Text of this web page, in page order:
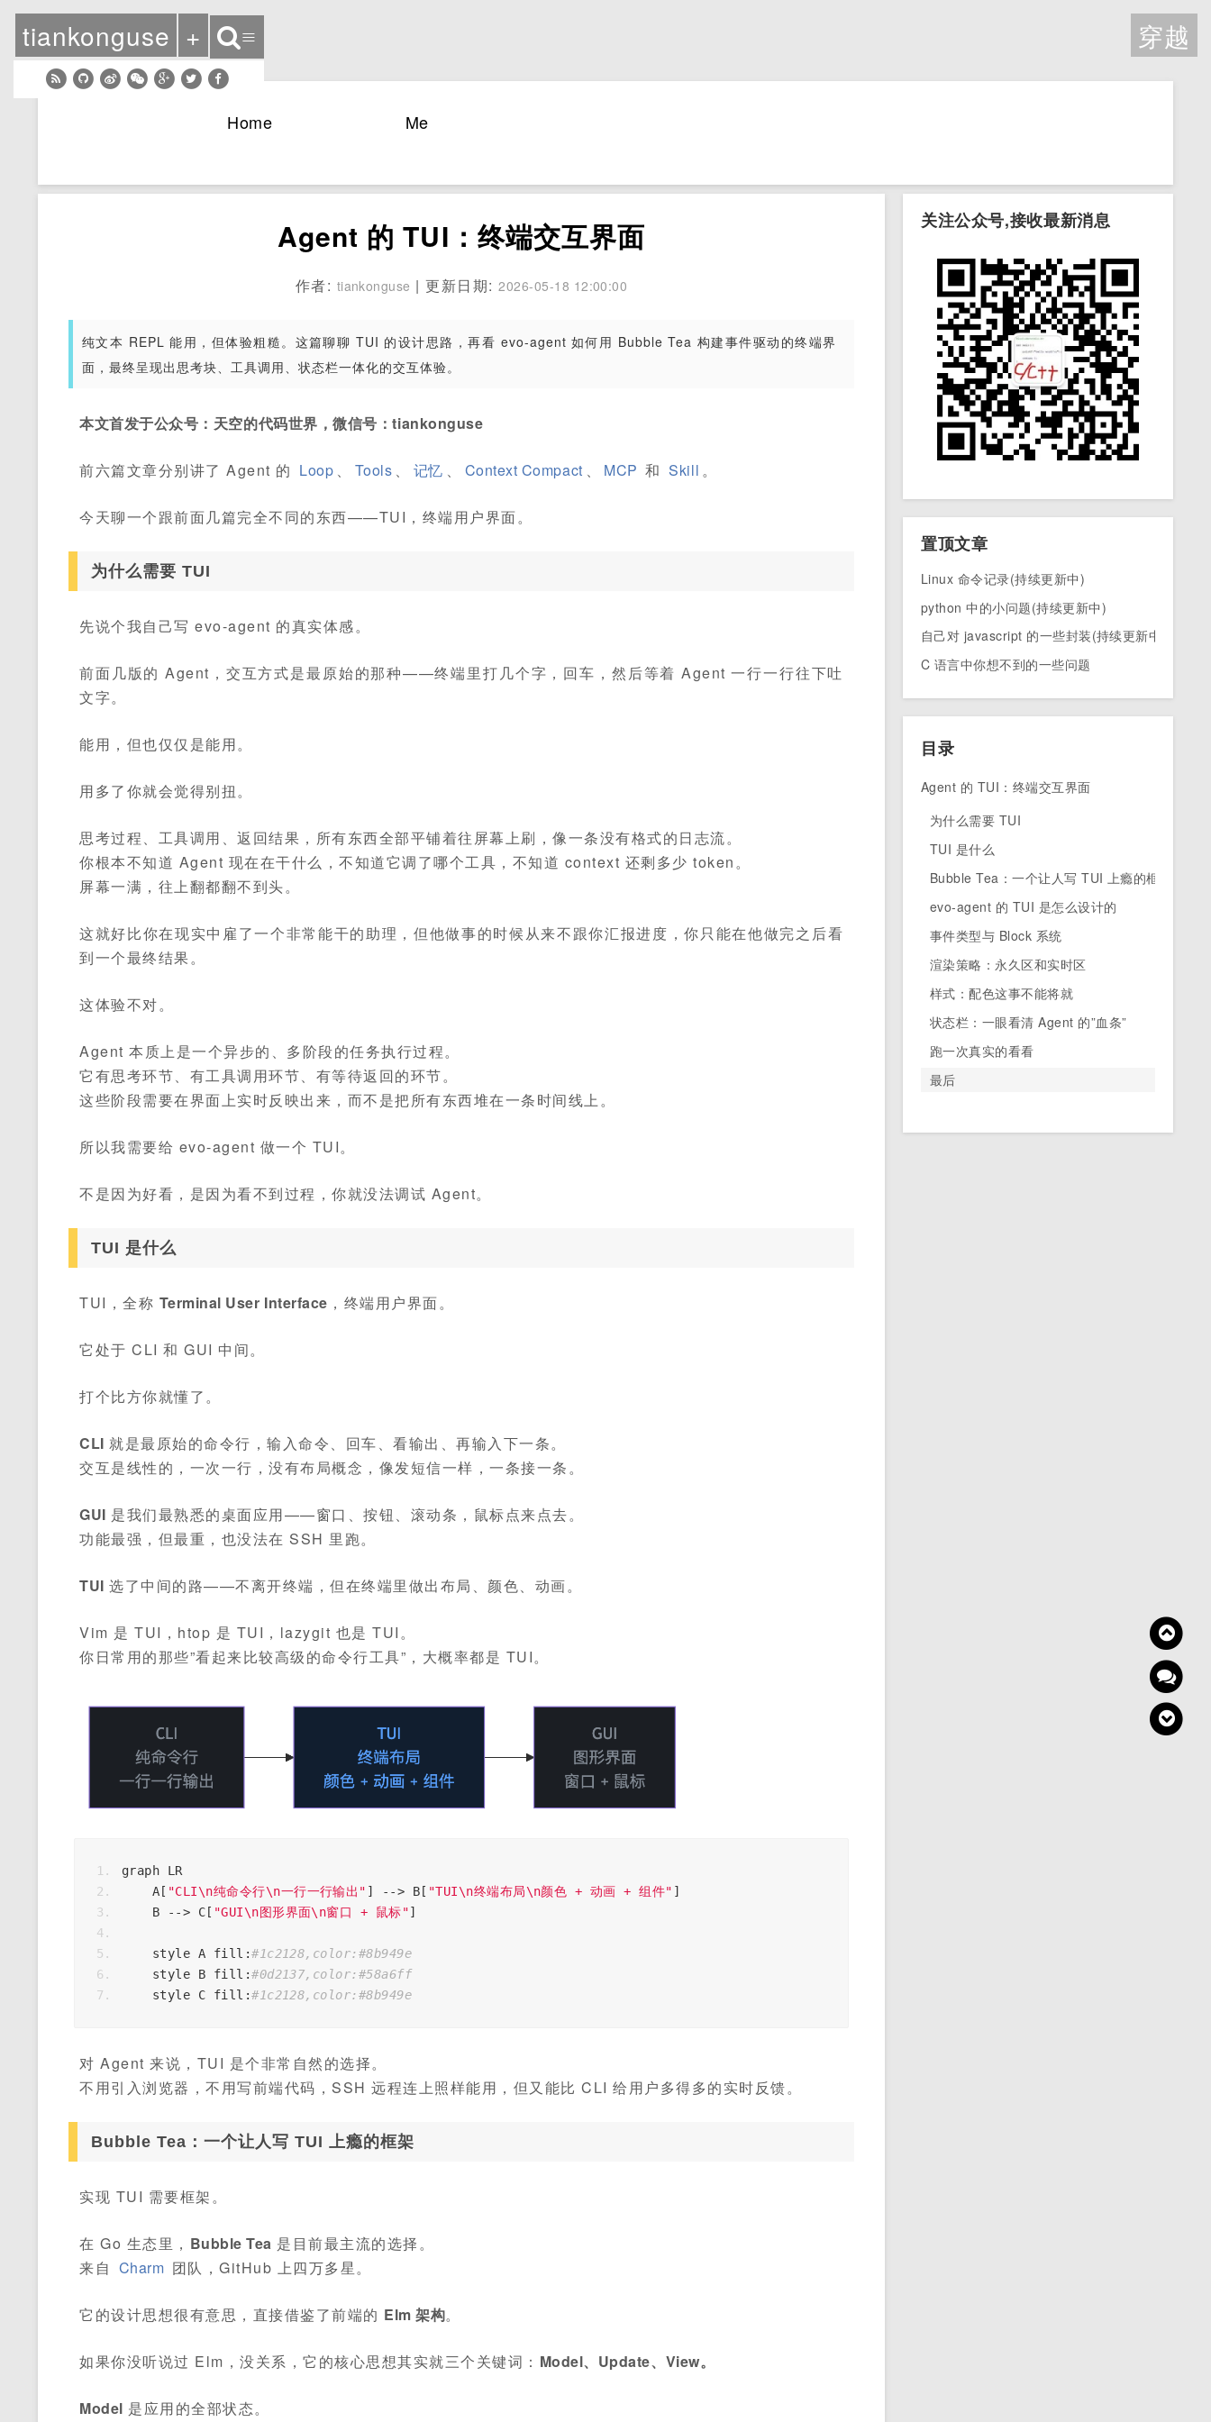
Home Me
Agent 的 TUI：终端交互界面
作者: tiankonguse | 更新日期:2026-05-18 12:00:00
纯文本 REPL 能用，但体验粗糙。这篇聊聊 TUI 的设计思路，再看 evo-agent 如何用 Bubble Tea 构建事件驱动的终端界
面，最终呈现出思考块、工具调用、状态栏一体化的交互体验。
本文首发于公众号：天空的代码世界，微信号：tiankonguse
前六篇文章分别讲了 Agent 的 Loop 、 Tools 、 记忆 、 Context Compact 、 MCP 和 Skill 。
今天聊一个跟前面几篇完全不同的东西——TUI，终端用户界面。
为什么需要 TUI
先说个我自己写 evo-agent 的真实体感。
前面几版的 Agent，交互方式是最原始的那种——终端里打几个字，回车，然后等着 Agent 一行一行往下吐
文字。
能用，但也仅仅是能用。
用多了你就会觉得别扭。
思考过程、工具调用、返回结果，所有东西全部平铺着往屏幕上刷，像一条没有格式的日志流。
你根本不知道 Agent 现在在干什么，不知道它调了哪个工具，不知道 context 还剩多少 token。
屏幕一满，往上翻都翻不到头。
这就好比你在现实中雇了一个非常能干的助理，但他做事的时候从来不跟你汇报进度，你只能在他做完之后看
到一个最终结果。
这体验不对。
Agent 本质上是一个异步的、多阶段的任务执行过程。
它有思考环节、有工具调用环节、有等待返回的环节。
这些阶段需要在界面上实时反映出来，而不是把所有东西堆在一条时间线上。
所以我需要给 evo-agent 做一个 TUI。
不是因为好看，是因为看不到过程，你就没法调试 Agent。
TUI 是什么
TUI，全称 Terminal User Interface ，终端用户界面。
它处于 CLI 和 GUI 中间。
打个比方你就懂了。
CLI 就是最原始的命令行，输入命令、回车、看输出、再输入下一条。
交互是线性的，一次一行，没有布局概念，像发短信一样，一条接一条。
GUI 是我们最熟悉的桌面应用——窗口、按钮、滚动条，鼠标点来点去。
功能最强，但最重，也没法在 SSH 里跑。
TUI 选了中间的路——不离开终端，但在终端里做出布局、颜色、动画。
Vim 是 TUI，htop 是 TUI，lazygit 也是 TUI。
你日常用的那些”看起来比较高级的命令行工具”，大概率都是 TUI。
graph LR
    A
[ "CLI\n纯命令行\n一行一行输出" ] --> B [ "TUI\n终端布局\n颜色 + 动画 + 组件" ]
    B
--> C [ "GUI\n图形界面\n窗口 + 鼠标"]
    style A fill
:#1c2128,color:#8b949e
    style B fill
:#0d2137,color:#58a6ff
    style C fill
:#1c2128,color:#8b949e
对 Agent 来说，TUI 是个非常自然的选择。
不用引入浏览器，不用写前端代码，SSH 远程连上照样能用，但又能比 CLI 给用户多得多的实时反馈。
Bubble Tea：一个让人写 TUI 上瘾的框架
实现 TUI 需要框架。
在 Go 生态里， Bubble Tea 是目前最主流的选择。
来自 Charm 团队，GitHub 上四万多星。
它的设计思想很有意思，直接借鉴了前端的 Elm 架构。
如果你没听说过 Elm，没关系，它的核心思想其实就三个关键词： Model、Update、View。
Model 是应用的全部状态。
关注公众号,接收最新消息
置顶文章
Linux 命令记录(持续更新中)
python 中的小问题(持续更新中)
自己对 javascript 的一些封装(持续更新中)
C 语言中你想不到的一些问题
目录
Agent 的 TUI：终端交互界面
为什么需要 TUI
TUI 是什么
Bubble Tea：一个让人写 TUI 上瘾的框架
evo-agent 的 TUI 是怎么设计的
事件类型与 Block 系统
渲染策略：永久区和实时区
样式：配色这事不能将就
状态栏：一眼看清 Agent 的”血条”
跑一次真实的看看
最后
tiankonguse + ≡ 穿越